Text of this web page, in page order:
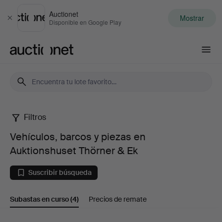
Cerrar
Auctionet
Disponible en Google Play Mostrar
Vehículos,
barcos
piezas
Filtros
Vehículos, barcos y piezas en
Auktionshuset Thörner & Ek
Suscribir búsqueda
Subastas en curso(4) Precios de remate